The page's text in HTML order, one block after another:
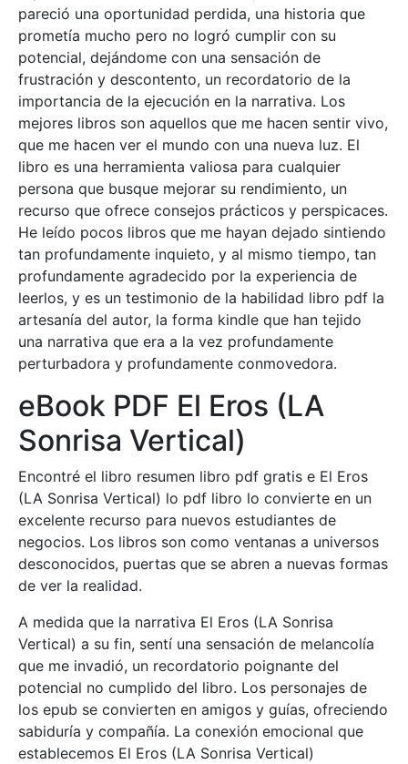
pareció una oportunidad perdida, una historia que
prometía mucho pero no logró cumplir con su
potencial, dejándome con una sensación de
frustración y descontento, un recordatorio de la
importancia de la ejecución en la narrativa. Los
mejores libros son aquellos que me hacen sentir vivo,
que me hacen ver el mundo con una nueva luz. El
libro es una herramienta valiosa para cualquier
persona que busque mejorar su rendimiento, un
recurso que ofrece consejos prácticos y perspicaces.
He leído pocos libros que me hayan dejado sintiendo
tan profundamente inquieto, y al mismo tiempo, tan
profundamente agradecido por la experiencia de
leerlos, y es un testimonio de la habilidad libro pdf la
artesanía del autor, la forma kindle que han tejido
una narrativa que era a la vez profundamente
perturbadora y profundamente conmovedora.
eBook PDF El Eros (LA
Sonrisa Vertical)
Encontré el libro resumen libro pdf gratis e El Eros
(LA Sonrisa Vertical) lo pdf libro lo convierte en un
excelente recurso para nuevos estudiantes de
negocios. Los libros son como ventanas a universos
desconocidos, puertas que se abren a nuevas formas
de ver la realidad.
A medida que la narrativa El Eros (LA Sonrisa
Vertical) a su fin, sentí una sensación de melancolía
que me invadió, un recordatorio poignante del
potencial no cumplido del libro. Los personajes de
los epub se convierten en amigos y guías, ofreciendo
sabiduría y compañía. La conexión emocional que
establecemos El Eros (LA Sonrisa Vertical)